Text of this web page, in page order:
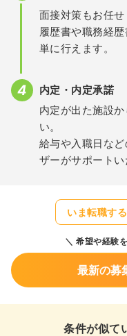
面接対策もお任せ
履歴書や職務経
単に行えます。
内定・内定承諾
内定が出た施設
い。
給与や入職日な
ザーがサポートい
いま転職す
希望や経験
最新の募
条件が似て